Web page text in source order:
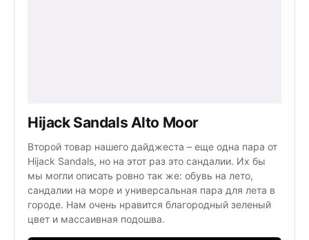
Hijack Sandals Alto Moor
Второй товар нашего дайджеста – еще одна пара от
Hijack Sandals, но на этот раз это сандалии. Их бы
мы могли описать ровно так же: обувь на лето,
сандалии на море и универсальная пара для лета в
городе. Нам очень нравится благородный зеленый
цвет и массаивная подошва.